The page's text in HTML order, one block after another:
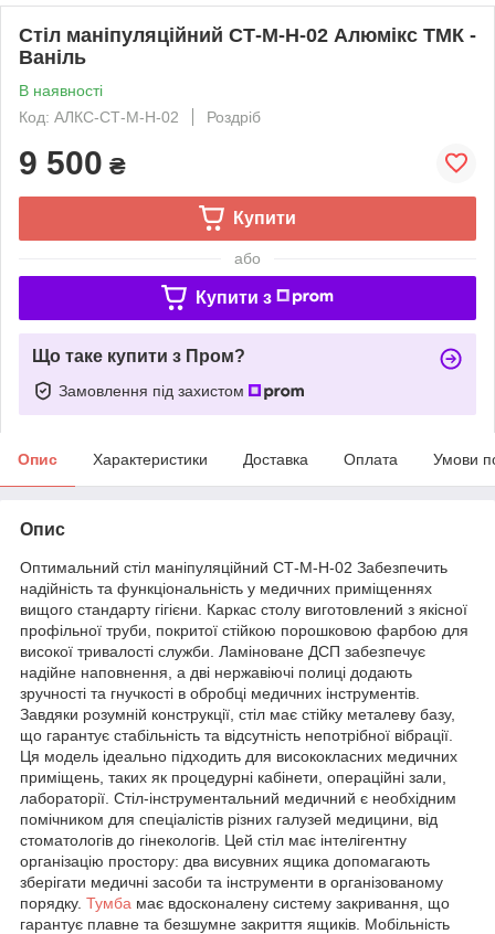
Стіл маніпуляційний СТ-М-Н-02 Алюмікс ТМК -
Ваніль
В наявності
Код: АЛКС-СТ-М-Н-02
Роздріб
9 500 ₴
Купити
або
Купити з
Що таке купити з Пром?
Замовлення під захистом
Опис Характеристики Доставка Оплата Умови
Опис
Оптимальний стіл маніпуляційний СТ-М-Н-02 Забезпечить
надійність та функціональність у медичних приміщеннях
вищого стандарту гігієни. Каркас столу виготовлений з якісної
профільної труби, покритої стійкою порошковою фарбою для
високої тривалості служби. Ламіноване ДСП забезпечує
надійне наповнення, а дві нержавіючі полиці додають
зручності та гнучкості в обробці медичних інструментів.
Завдяки розумній конструкції, стіл має стійку металеву базу,
що гарантує стабільність та відсутність непотрібної вібрації.
Ця модель ідеально підходить для висококласних медичних
приміщень, таких як процедурні кабінети, операційні зали,
лабораторії. Стіл-інструментальний медичний є необхідним
помічником для спеціалістів різних галузей медицини, від
стоматологів до гінекологів. Цей стіл має інтелігентну
організацію простору: два висувних ящика допомагають
зберігати медичні засоби та інструменти в організованому
порядку. Тумба має вдосконалену систему закривання, що
гарантує плавне та безшумне закриття ящиків. Мобільність